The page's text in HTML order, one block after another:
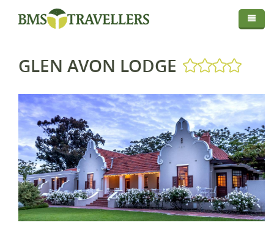
Thema
Fly In Safari
Self-Drive
Strandvakantie
Huwelijksreis
Foto Safari
Golfreis
Afrika
Kenia
Madagaskar
Malawi
Mozambique
Namibië
Kirgistan
Europa
IJsland
Italië
Indische Oceaan
Malediven
Mauritius
Réunion
Midden Oosten
Oman
Saudi-Arabië
Routes
Info
Over BMS-Travellers
Reizen Met De Experts
Reisvoorwaarden En Privacyverklaring
Vaccinaties
Map
Login
GLEN AVON LODGE